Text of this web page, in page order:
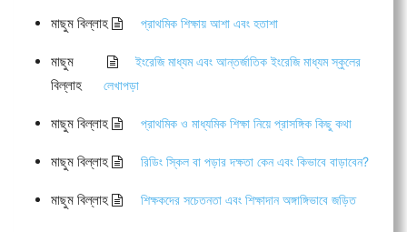
মাছুম বিল্লাহ প্রাথমিক শিক্ষায় আশা এবং হতাশা
মাছুম
বিল্লাহ
ইংরেজি মাধ্যম এবং আন্তর্জাতিক ইংরেজি মাধ্যম স্কুলের
লেখাপড়া
মাছুম বিল্লাহ প্রাথমিক ও মাধ্যমিক শিক্ষা নিয়ে প্রাসঙ্গিক কিছু কথা
মাছুম বিল্লাহ রিডিং স্কিল বা পড়ার দক্ষতা কেন এবং কিভাবে বাড়াবেন?
মাছুম বিল্লাহ শিক্ষকদের সচেতনতা এবং শিক্ষাদান অঙ্গাঙ্গিভাবে জড়িত